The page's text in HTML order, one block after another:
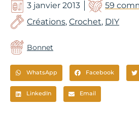
3 janvier 2013
59
Créations, Crochet, DIY
Bonnet
WhatsApp Facebook
LinkedIn Email